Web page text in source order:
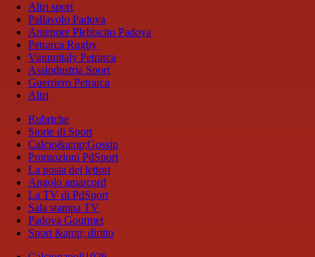
Altri sport
Pallavolo Padova
Antenore Plebiscito Padova
Petrarca Rugby
Vinumitaly Petrarca
Assindustria Sport
Guerriero Petrarca
Altri
Rubriche
Storie di Sport
Calcio&amp;Gossip
Promozioni PdSport
La posta dei lettori
Angolo amarcord
La TV di PdSport
Sala stampa TV
Padova Gourmet
Sport &amp; diritto